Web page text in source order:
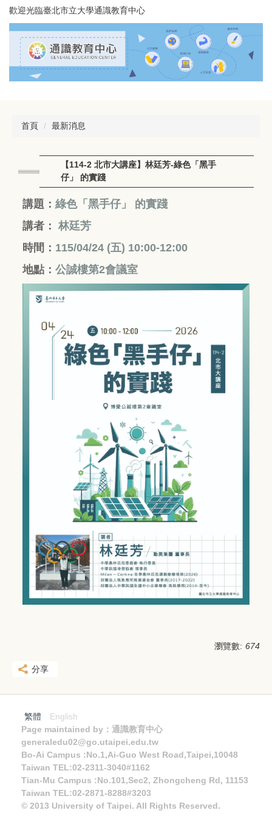
跳
到
主
歡迎光臨臺北市立大學通識教育中心
首頁 最新消息
【114-2 北市大講座】林廷芳-綠色「黑手
仔」 的實踐
講題： 綠色「黑手仔」 的實踐
講者： 林廷芳
時間： 115/04/24 (五) 10:00-12:00
地點： 公誠樓第2會議室
瀏覽數: 674
分享
繁體
English
Page maintained by：通識教育中心
generaledu02@go.utaipei.edu.tw
Bo-Ai Campus :No.1,Ai-Guo West Road,Taipei,10048
Taiwan TEL:02-2311-3040#1162
Tian-Mu Campus :No.101,Sec2, Zhongcheng Rd, 11153
Taiwan TEL:02-2871-8288#3203
© 2013 University of Taipei. All Rights Reserved.